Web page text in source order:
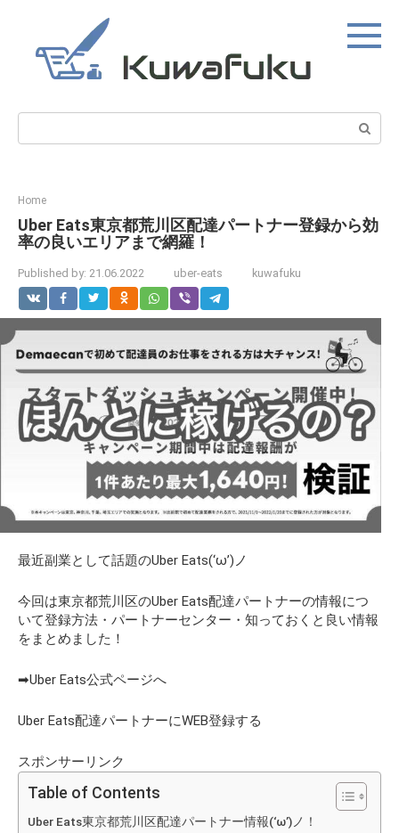
content
Search:
Home
Uber Eats東京都荒川区配達パートナー登録から効
率の良いエリアまで網羅！
Published by: 21.06.2022 uber-eats kuwafuku
最近副業として話題のUber Eats(‘ω’)ノ
今回は東京都荒川区のUber Eats配達パートナーの情報につ
いて登録方法・パートナーセンター・知っておくと良い情報
をまとめました！
➡Uber Eats公式ページへ
Uber Eats配達パートナーにWEB登録する
スポンサーリンク
Table of Contents
Uber Eats東京都荒川区配達パートナー情報(‘ω’)ノ！